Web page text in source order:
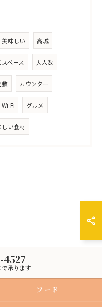
美味しい 高城
ペース 大人数
敷 カウンター
Wi-Fi グルメ
しい食材
4527
で承ります
フード